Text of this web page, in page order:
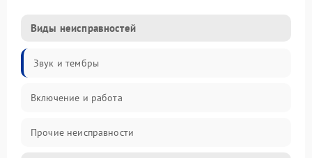
Виды неисправностей
Звук и тембры
Включение и работа
Прочие неисправности